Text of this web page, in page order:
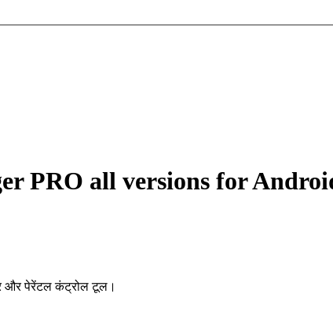
PRO all versions for
और पेरेंटल कंट्रोल टूल।